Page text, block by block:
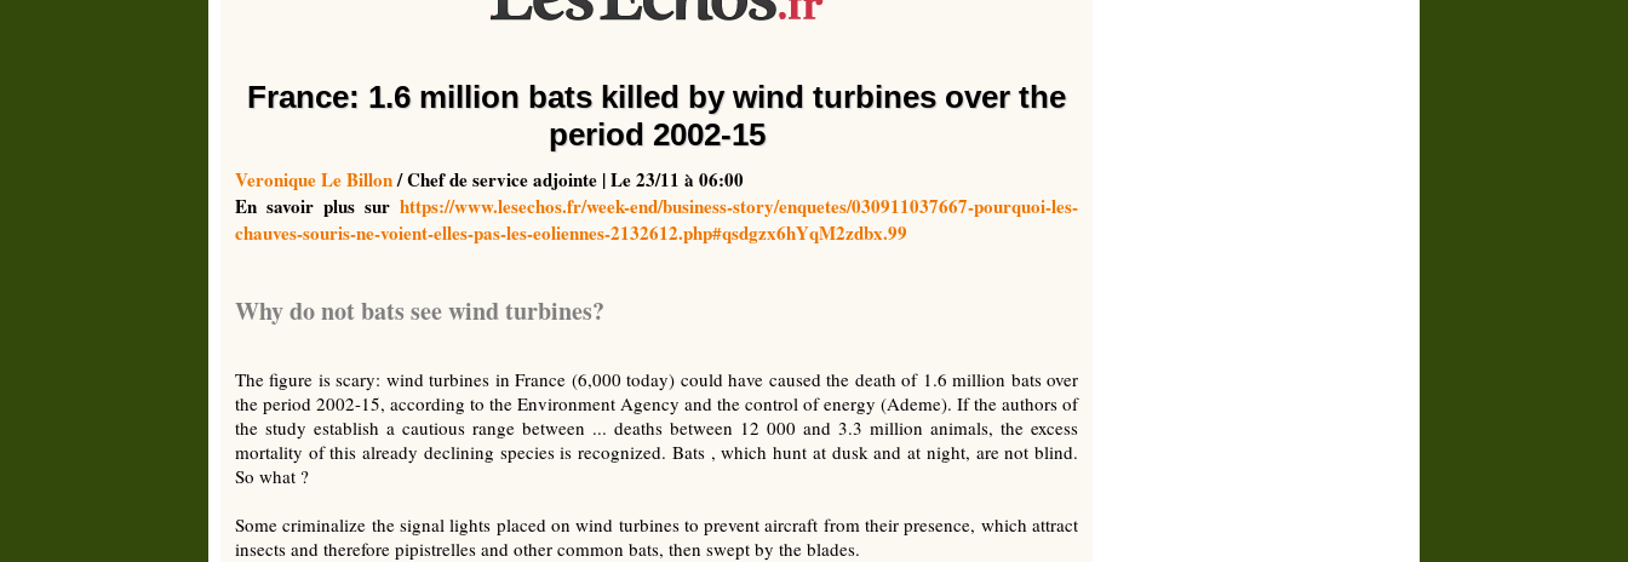
France: 1.6 million bats killed by wind turbines over the
period 2002-15
Veronique Le Billon/ Chef de service adjointe | Le 23/11 à 06:00
En savoir plus sur https://www.lesechos.fr/week-end/business-story/enquetes/030911037667-pourquoi-les-
chauves-souris-ne-voient-elles-pas-les-eoliennes-2132612.php#qsdgzx6hYqM2zdbx.99
Why do not bats see wind turbines?
The figure is scary: wind turbines in France (6,000 today) could have caused the death of 1.6 million bats over
the period 2002-15, according to the Environment Agency and the control of energy (Ademe). If the authors of
the study establish a cautious range between ... deaths between 12 000 and 3.3 million animals, the excess
mortality of this already declining species is recognized. Bats , which hunt at dusk and at night, are not blind.
So what ?
Some criminalize the signal lights placed on wind turbines to prevent aircraft from their presence, which attract
insects and therefore pipistrelles and other common bats, then swept by the blades.